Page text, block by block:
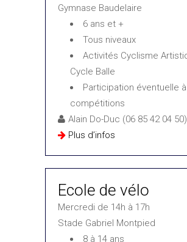
Gymnase Baudelaire
6 ans et +
Tous niveaux
Activités Cyclisme
Cycle Balle
Participation éventuelle
compétitions
Alain Do-Duc (06 85 42 04 50)
Plus d’infos
Ecole de vélo
Mercredi de 14h à 17h
Stade Gabriel Montpied
8 à 14 ans